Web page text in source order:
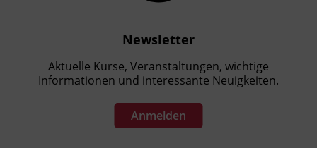
Newsletter
Aktuelle Kurse, Veranstaltungen, wichtige
Informationen und interessante Neuigkeiten.
Anmelden